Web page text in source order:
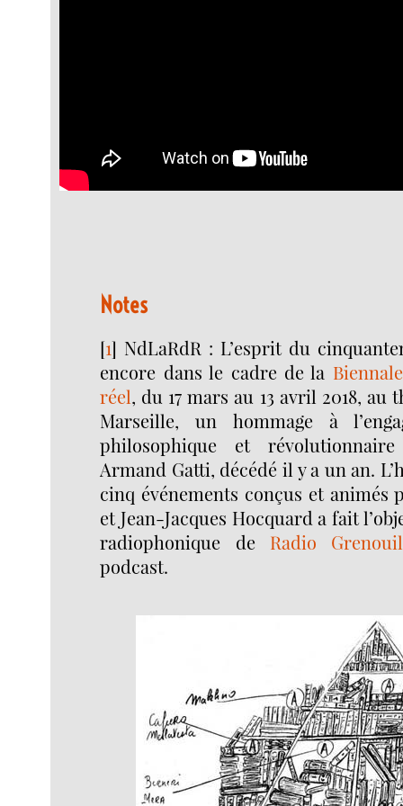
Notes
[1] NdLaRdR : L’esprit du
encore dans le cadre de la
réel, du 17 mars au 13 avril 2018, au
Marseille, un hommage à
philosophique et
Armand Gatti, décédé il y a un an.
cinq événements conçus et animés
et Jean-Jacques Hocquard a fait
radiophonique de Radio
podcast.